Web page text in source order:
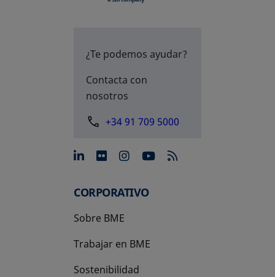
¿Te podemos ayudar?
Contacta con
nosotros
+34 91 709 5000
se abre en una pestaña
se abre en una pestaña
se abre en una
se abre en una
CORPORATIVO
Sobre BME
Trabajar en BME
Sostenibilidad